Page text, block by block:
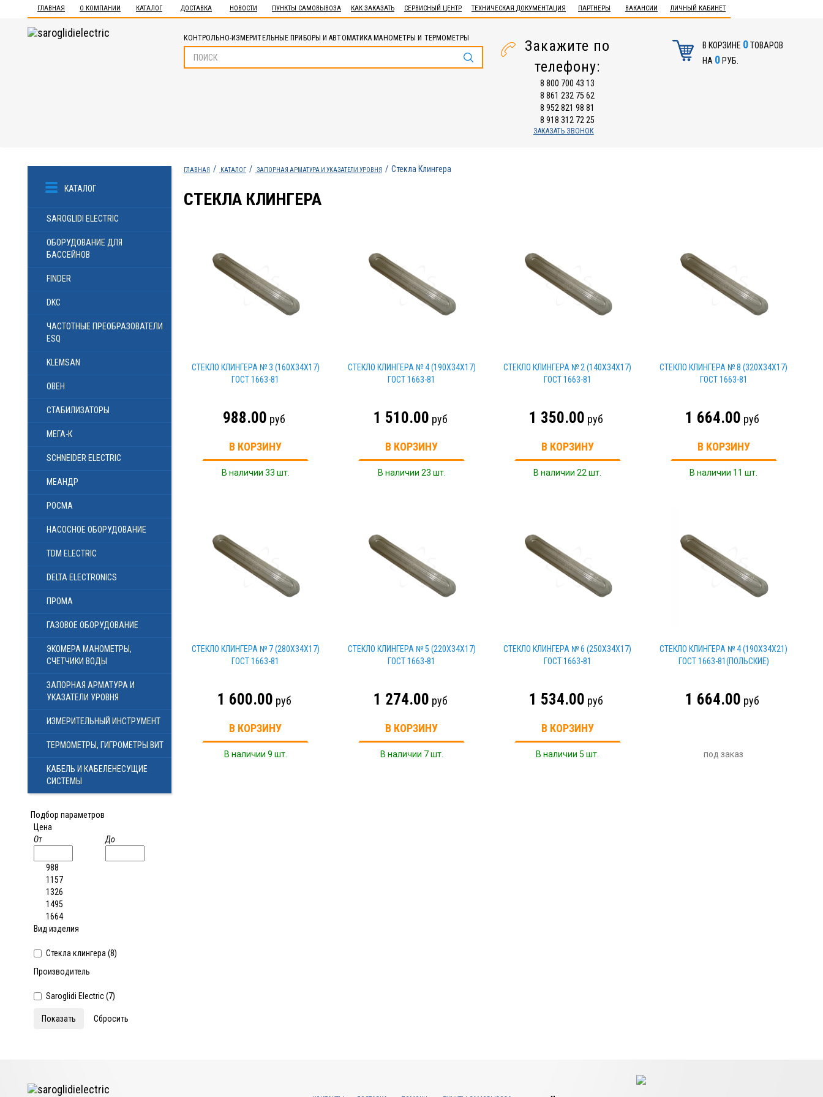
ГЛАВНАЯ О КОМПАНИИ КАТАЛОГ ДОСТАВКА НОВОСТИ ПУНКТЫ САМОВЫВОЗА КАК ЗАКАЗАТЬ СЕРВИСНЫЙ ЦЕНТР ТЕХНИЧЕСКАЯ ДОКУМЕНТАЦИЯ ПАРТНЕРЫ ВАКАНСИИ ЛИЧНЫЙ КАБИНЕТ
КОНТРОЛЬНО-ИЗМЕРИТЕЛЬНЫЕ ПРИБОРЫ И АВТОМАТИКА МАНОМЕТРЫ И ТЕРМОМЕТРЫ
Закажите по
телефону:
8 800 700 43 13
8 861 232 75 62
8 952 821 98 81
8 918 312 72 25
ЗАКАЗАТЬ ЗВОНОК
В КОРЗИНЕ 0ТОВАРОВ
НА 0РУБ.
КАТАЛОГ
SAROGLIDI ELECTRIC
ОБОРУДОВАНИЕ ДЛЯ
БАССЕЙНОВ
FINDER
DKC
ЧАСТОТНЫЕ ПРЕОБРАЗОВАТЕЛИ
ESQ
KLEMSAN
ОВЕН
СТАБИЛИЗАТОРЫ
МЕГА-К
SCHNEIDER ELECTRIC
МЕАНДР
РОСМА
НАСОСНОЕ ОБОРУДОВАНИЕ
TDM ELECTRIC
DELTA ELECTRONICS
ПРОМА
ГАЗОВОЕ ОБОРУДОВАНИЕ
ЭКОМЕРА МАНОМЕТРЫ,
СЧЕТЧИКИ ВОДЫ
ЗАПОРНАЯ АРМАТУРА И
УКАЗАТЕЛИ УРОВНЯ
ИЗМЕРИТЕЛЬНЫЙ ИНСТРУМЕНТ
ТЕРМОМЕТРЫ, ГИГРОМЕТРЫ ВИТ
КАБЕЛЬ И КАБЕЛЕНЕСУЩИЕ
СИСТЕМЫ
Подбор параметров
Цена
От
До
988
1157
1326
1495
1664
Вид изделия
Стекла клингера (8)
Производитель
Saroglidi Electric (7)
ГЛАВНАЯ КАТАЛОГ ЗАПОРНАЯ АРМАТУРА И УКАЗАТЕЛИ УРОВНЯ Стекла Клингера
СТЕКЛА КЛИНГЕРА
СТЕКЛО КЛИНГЕРА № 3 (160Х34Х17)
ГОСТ 1663-81
988.00 руб
В КОРЗИНУ
В наличии 33 шт.
СТЕКЛО КЛИНГЕРА № 4 (190Х34Х17)
ГОСТ 1663-81
1 510.00 руб
В КОРЗИНУ
В наличии 23 шт.
СТЕКЛО КЛИНГЕРА № 2 (140Х34Х17)
ГОСТ 1663-81
1 350.00 руб
В КОРЗИНУ
В наличии 22 шт.
СТЕКЛО КЛИНГЕРА № 8 (320Х34Х17)
ГОСТ 1663-81
1 664.00 руб
В КОРЗИНУ
В наличии 11 шт.
СТЕКЛО КЛИНГЕРА № 7 (280Х34Х17)
ГОСТ 1663-81
1 600.00 руб
В КОРЗИНУ
В наличии 9 шт.
СТЕКЛО КЛИНГЕРА № 5 (220Х34Х17)
ГОСТ 1663-81
1 274.00 руб
В КОРЗИНУ
В наличии 7 шт.
СТЕКЛО КЛИНГЕРА № 6 (250Х34Х17)
ГОСТ 1663-81
1 534.00 руб
В КОРЗИНУ
В наличии 5 шт.
СТЕКЛО КЛИНГЕРА № 4 (190Х34Х21)
ГОСТ 1663-81(ПОЛЬСКИЕ)
1 664.00 руб
под заказ